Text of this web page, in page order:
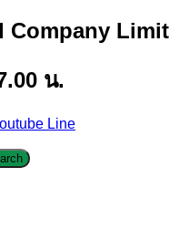
Company
น.
Line